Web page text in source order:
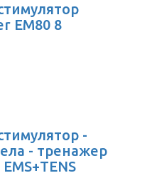
EM80 8
-
- тренажер